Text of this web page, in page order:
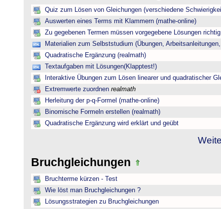
Quiz zum Lösen von Gleichungen (verschiedene
Auswerten eines Terms mit Klammern (mathe-online)
Zu gegebenen Termen müssen vorgegebene Lösungen
Materialien zum Selbststudium (Übungen,
Quadratische Ergänzung (realmath)
Textaufgaben mit Lösungen(Klapptest!)
Interaktive Übungen zum Lösen linearer und quadratischer
Extremwerte zuordnen realmath
Herleitung der p-q-Formel (mathe-online)
Binomische Formeln erstellen (realmath)
Quadratische Ergänzung wird erklärt und geübt
Bruchgleichungen
Bruchterme kürzen - Test
Wie löst man Bruchgleichungen ?
Lösungsstrategien zu Bruchgleichungen